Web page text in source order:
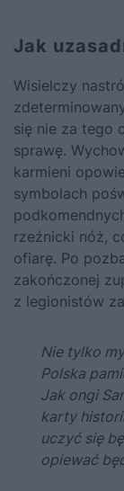
Jak
Wisielczy
się nie za tego
sprawę.
karmieni
symbolach
rzeźnicki nóż,
ofiarę. Po
zakończonej
z legionistów
Nie tylko
Polska
Jak ongi
karty
uczyć się
opiewać